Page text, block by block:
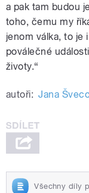
a pak tam budou
toho, čemu my
jenom válka, to je
poválečné
životy.“
autoři: Jana
Všechny díly